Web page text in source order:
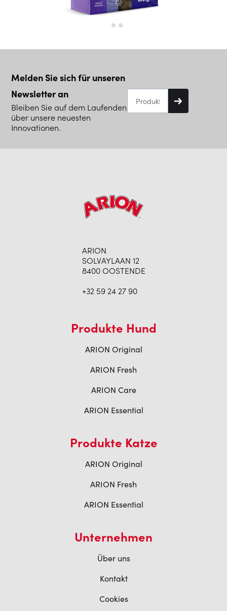
Melden Sie sich für unseren
Newsletter an
Bleiben Sie auf dem Laufenden
über unsere neuesten
Innovationen.
ARION
SOLVAYLAAN 12
8400 OOSTENDE
+32 59 24 27 90
Produkte Hund
ARION Original
ARION Fresh
ARION Care
ARION Essential
Produkte Katze
ARION Original
ARION Fresh
ARION Essential
Unternehmen
Über uns
Kontakt
Cookies